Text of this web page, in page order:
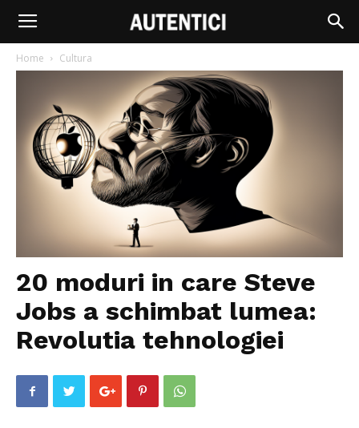
Home Cultura
20 moduri in care Steve
Jobs a schimbat lumea:
Revolutia tehnologiei